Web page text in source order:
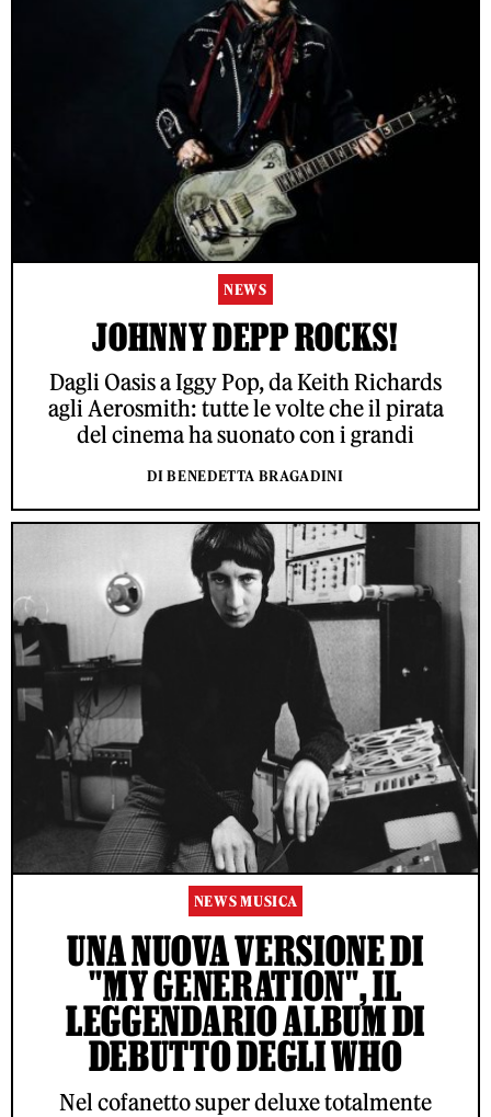
NEWS
JOHNNY DEPP ROCKS!
Dagli Oasis a Iggy Pop, da Keith Richards
agli Aerosmith: tutte le volte che il pirata
del cinema ha suonato con i grandi
DI BENEDETTA BRAGADINI
NEWS MUSICA
UNA NUOVA VERSIONE DI
"MY GENERATION", IL
LEGGENDARIO ALBUM DI
DEBUTTO DEGLI WHO
Nel cofanetto super deluxe totalmente